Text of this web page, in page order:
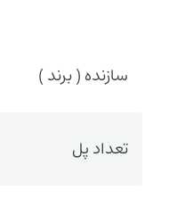
سازنده ( برند )
تعداد پل